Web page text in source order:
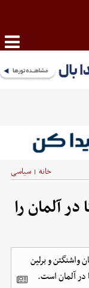
خانه | سیاسی
آلمان را
واشنگتن و برلین
آلمان است.